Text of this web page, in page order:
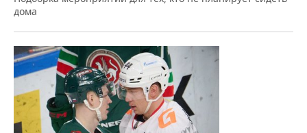
дома